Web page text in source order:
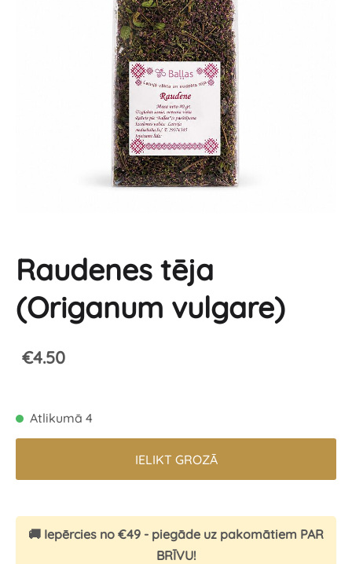
Raudenes tēja
(Origanum vulgare)
€4.50
Atlikumā 4
IELIKT GROZĀ
🚚 Iepērcies no €49 - piegāde uz pakomātiem PAR
BRĪVU!